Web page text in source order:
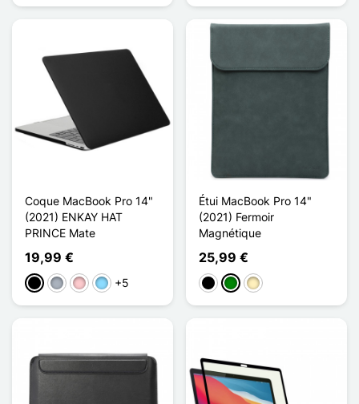
Coque MacBook Pro 14"
(2021) ENKAY HAT
PRINCE Mate
19,99 €
PretoCinzento
RosaAzul Claro
+5
Étui MacBook Pro 14"
(2021) Fermoir
Magnétique
25,99 €
PretoVerdeCastanho claro